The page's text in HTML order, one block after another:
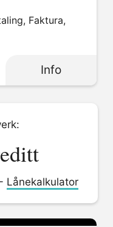
Info
- Lånekalkulator